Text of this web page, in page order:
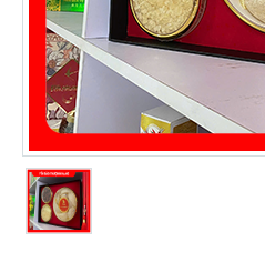
THÔNG
TIN
FTA
BẢN
ĐỒ
MUA